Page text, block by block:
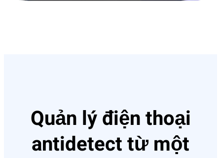
Quản lý điện thoại
antidetect từ một